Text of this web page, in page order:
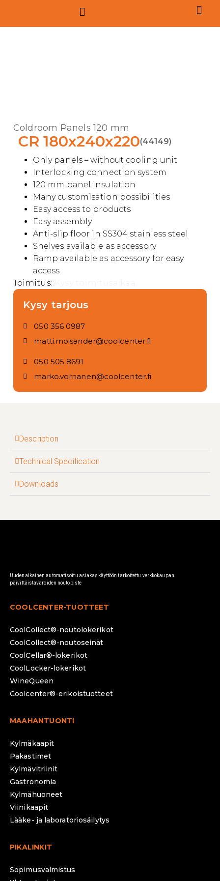
Coldroom Panels 120 mm
CR 180x240x220(44149)
Only panels – without cooling unit
Interlocking connection system
120 mm panel insulation
Many customisation possibilities
Easy access to products
Easy assembly
Anti-slip floor in SS304 stainless steel
Shelves available as accessory
Ramp available as accessory for easy
access
Toimitus:
Kysy tarjous
050 356 0987
matti.moisander@coolcenter.fi
050 505 8691
marko.vornanen@coolcenter.fi
Description
Technical Specification
Downloads
Uudenaikainen automatisoitu asiakaskäyttöön tarkoitettu verkkokaupan
päivittäistavaroiden noutopiste
COOLCENTER-TUOTTEET
CoolCollect®-noutolokerikot
CoolCollect®-noutoseinät
CoolCellar®-lokerikot
CoolLocker-lokerikot
WineQueen
Coolcenter®-erikoistuotteet
MAAHANTUONTI
Kylmäkaapit
Pakastimet
Kylmävitriinit
Gastronomia
Kylmähuoneet
Viinikaapit
Lääke- ja laboratoriosäilytys
PIKALINKIT
Sopimusvalmistus